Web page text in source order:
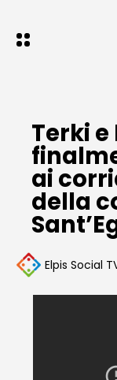
Terki
ai
della
Elpis Social